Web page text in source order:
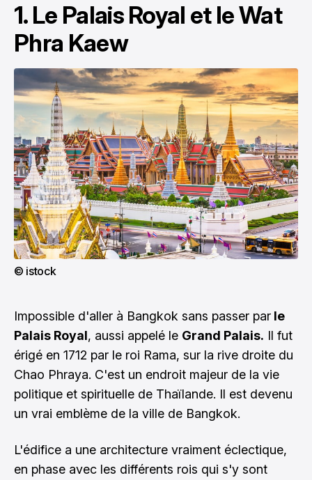
1. Le Palais Royal et le Wat
Phra Kaew
© istock
Impossible d'aller à Bangkok sans passer par le
Palais Royal, aussi appelé le Grand Palais. Il fut
érigé en 1712 par le roi Rama, sur la rive droite du
Chao Phraya. C'est un endroit majeur de la vie
politique et spirituelle de Thaïlande. Il est devenu
un vrai emblème de la ville de Bangkok.
L'édifice a une architecture vraiment éclectique,
en phase avec les différents rois qui s'y sont